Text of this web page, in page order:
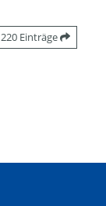
220 Einträge